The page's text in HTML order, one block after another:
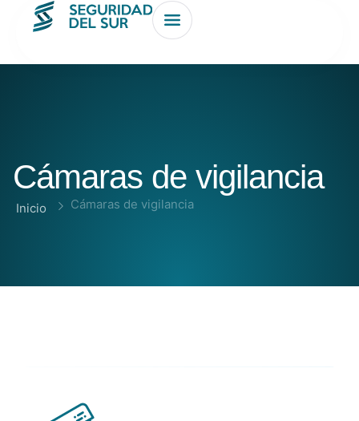
Cámaras de vigilancia
Inicio Cámaras de vigilancia